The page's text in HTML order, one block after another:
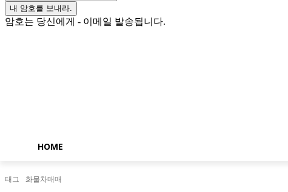
암호는 당신에게 - 이메일 발송됩니다.
HOME
태그 화물차매매